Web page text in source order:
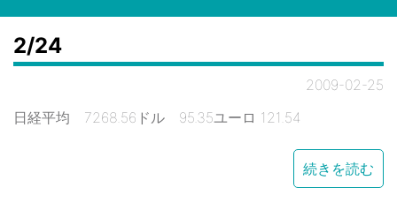
2/24
2009-02-25
日経平均 7268.56ドル 95.35ユーロ 121.54
続きを読む